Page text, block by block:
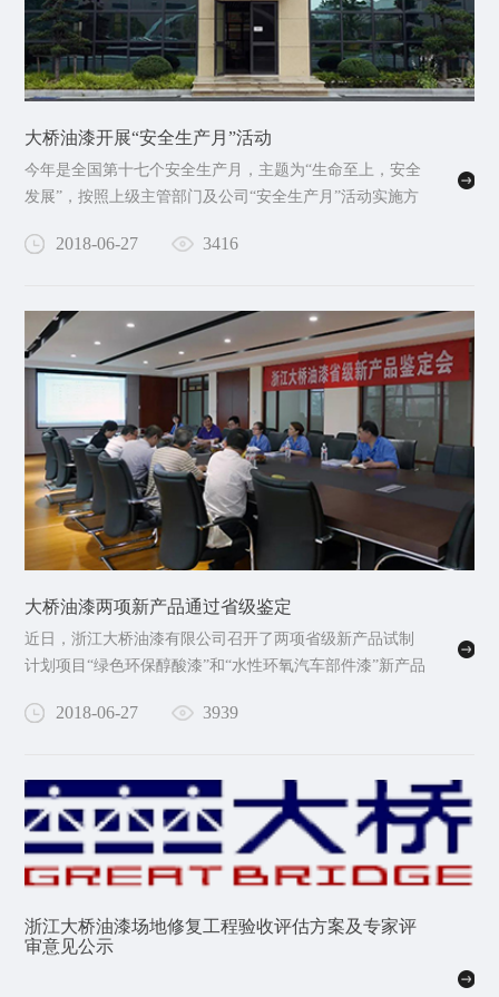
大桥油漆开展“安全生产月”活动
今年是全国第十七个安全生产月，主题为“生命至上，安全
发展”，按照上级主管部门及公司“安全生产月”活动实施方
2018-06-27 3416
大桥油漆两项新产品通过省级鉴定
近日，浙江大桥油漆有限公司召开了两项省级新产品试制
计划项目“绿色环保醇酸漆”和“水性环氧汽车部件漆”新产品
2018-06-27 3939
浙江大桥油漆场地修复工程验收评估方案及专家评
审意见公示